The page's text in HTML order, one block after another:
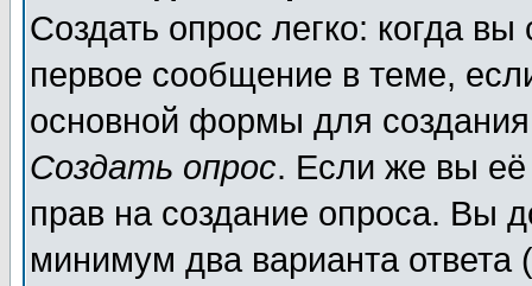
Создать опрос легко: когда
первое сообщение в теме,
основной формы для
Создать опрос. Если же вы её
прав на создание опроса. Вы
минимум два варианта ответа